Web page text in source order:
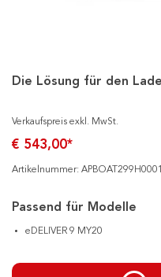
Die Lösung für den
Verkaufspreis exkl. MwSt.
€ 543,00*
Artikelnummer:
Passend für Modelle
eDELIVER 9 MY20